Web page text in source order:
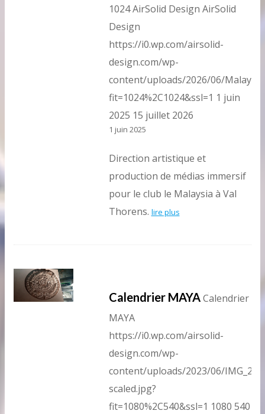
1024 AirSolid Design AirSolid
Design
https://i0.wp.com/airsolid-
design.com/wp-
content/uploads/2026/06/
fit=1024%2C1024&ssl=1 1 juin
2025 15 juillet 2026
1 juin 2025
Direction artistique et
production de médias immersif
pour le club le Malaysia à Val
Thorens. lire plus
Calendrier MAYA Calendrier
MAYA
https://i0.wp.com/airsolid-
design.com/wp-
content/uploads/2023/06/
scaled.jpg?
fit=1080%2C540&ssl=1 1080 540